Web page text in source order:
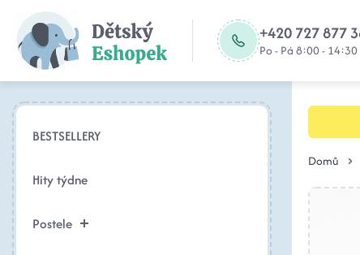
+420 727 877
Po - Pá 8:00 - 14:30
BESTSELLERY
Hity týdne
Postele
Domů